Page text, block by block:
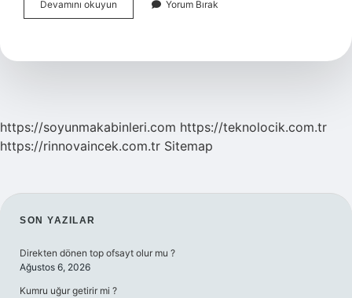
Devamını okuyun Konserve
Gıdalarda
Olan
Yorum Bırak
https://soyunmakabinleri.com https://teknolocik.com.tr
https://rinnovaincek.com.tr Sitemap
SIDEBAR
SON YAZILAR
Direkten dönen top ofsayt olur mu ?
Ağustos 6, 2026
Kumru uğur getirir mi ?